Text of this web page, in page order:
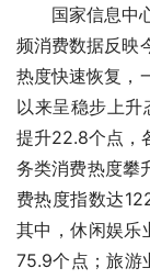
国家信息中
频消费数据反映
热度快速恢复，
以来呈稳步上
提升22.8个点，
务类消费热度攀
费热度指数达
其中，休闲娱乐
75.9个点；旅游